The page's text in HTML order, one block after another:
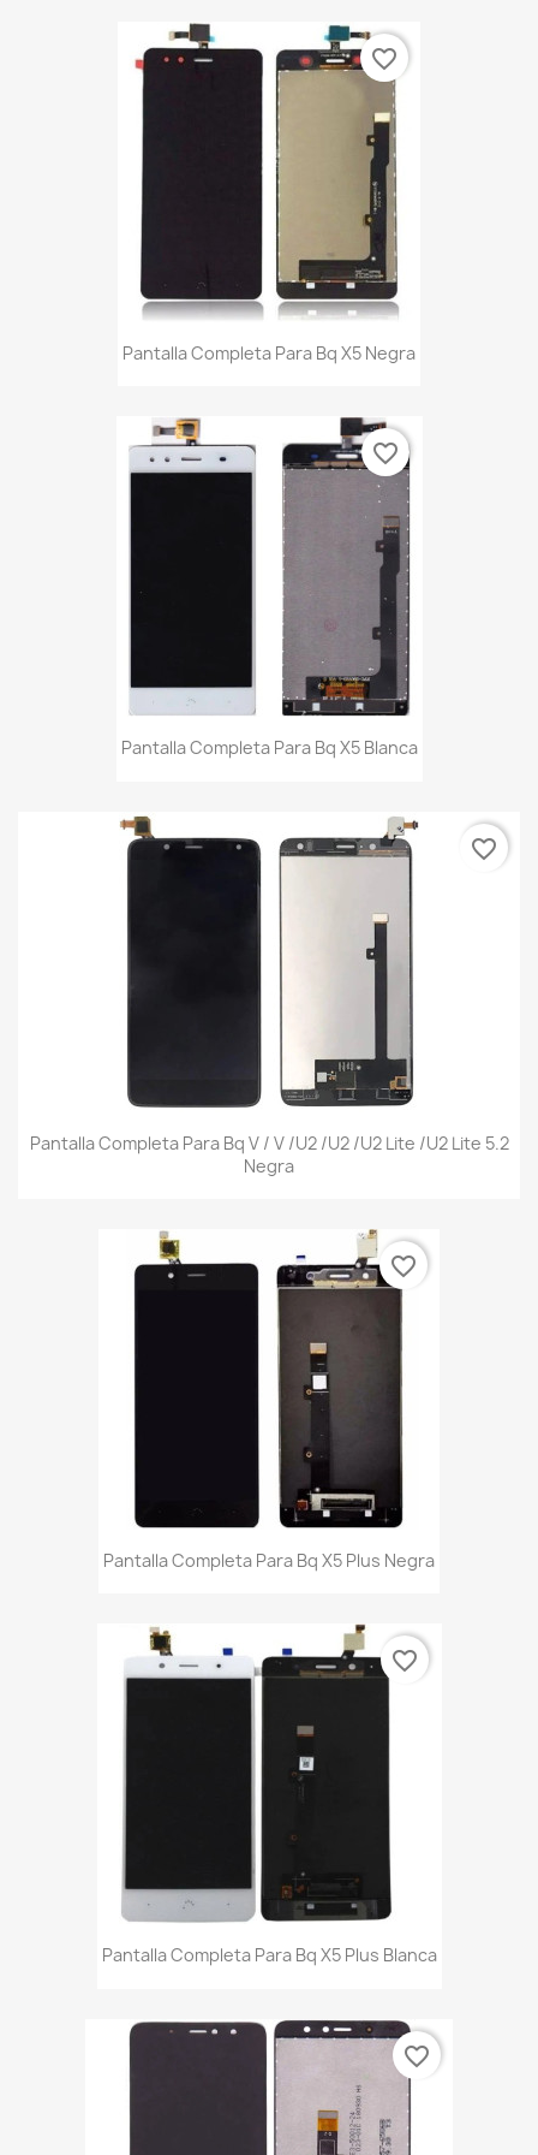
Pantalla Completa Para Bq X5 Negra
favorite_border
Pantalla Completa Para Bq X5 Blanca
favorite_border
Pantalla Completa Para Bq V / V /U2 /U2 /U2 Lite /U2 Lite 5.2
Negra
favorite_border
Pantalla Completa Para Bq X5 Plus Negra
favorite_border
Pantalla Completa Para Bq X5 Plus Blanca
favorite_border
favorite_border